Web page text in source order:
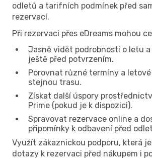
odletů a tarifních podmínek před
rezervací.
Při rezervaci přes eDreams mohou
Jasně vidět podrobnosti o letu
ještě před potvrzením.
Porovnat různé termíny a
stejnou trasu.
Získat další úspory
Prime (pokud je k dispozici).
Spravovat rezervace online a
připomínky k odbavení před
Využít zákaznickou podporu, která
dotazy k rezervaci před nákupem i